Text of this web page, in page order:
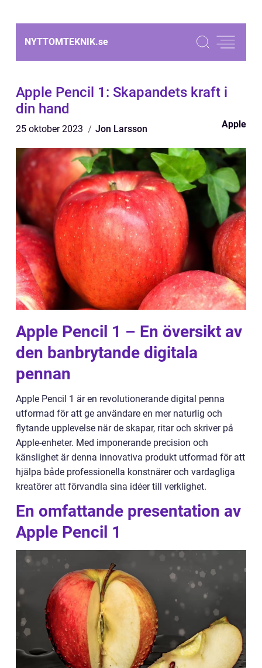
NYTTOMTEKNIK.se
Apple Pencil 1: Skapandets kraft i
din hand
25 oktober 2023 Jon Larsson Apple
Apple Pencil 1 – En översikt av
den banbrytande digitala
pennan
Apple Pencil 1 är en revolutionerande digital penna
utformad för att ge användare en mer naturlig och
flytande upplevelse när de skapar, ritar och skriver på
Apple-enheter. Med imponerande precision och
känslighet är denna innovativa produkt utformad för att
hjälpa både professionella konstnärer och vardagliga
kreatörer att förvandla sina idéer till verklighet.
En omfattande presentation av
Apple Pencil 1